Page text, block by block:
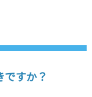
ですか？